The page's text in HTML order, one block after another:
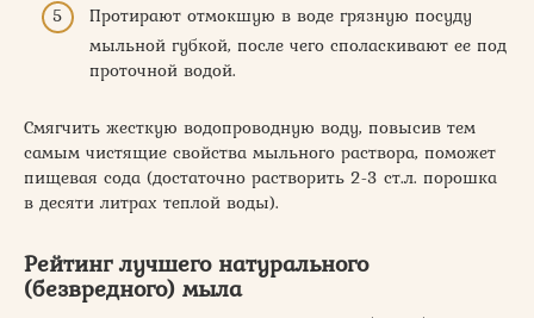
Протирают отмокшую в воде грязную посуду
мыльной губкой, после чего споласкивают ее под
проточной водой.
Смягчить жесткую водопроводную воду, повысив тем
самым чистящие свойства мыльного раствора, поможет
пищевая сода (достаточно растворить 2-3 ст.л. порошка
в десяти литрах теплой воды).
Рейтинг лучшего натурального
(безвредного) мыла